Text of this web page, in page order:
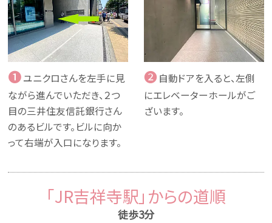
❶ユニクロさんを左手に見
ながら進んでいただき、２つ
目の三井住友信託銀行さん
のあるビルです。ビルに向か
って右端が入口になります。
❷ 自動ドアを入ると、左側
にエレベーターホールがご
ざいます。
「JR吉祥寺駅」からの道順
徒歩3分